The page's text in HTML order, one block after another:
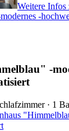
Weitere Infos
-
-
· 1